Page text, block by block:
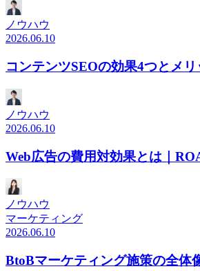
ノウハウ
2026.06.10
コンテンツSEOの効果4つとメ
ノウハウ
2026.06.10
Web広告の費用対効果とは｜
ノウハウ
マーケティング
2026.06.10
BtoBマーケティング施策の全体